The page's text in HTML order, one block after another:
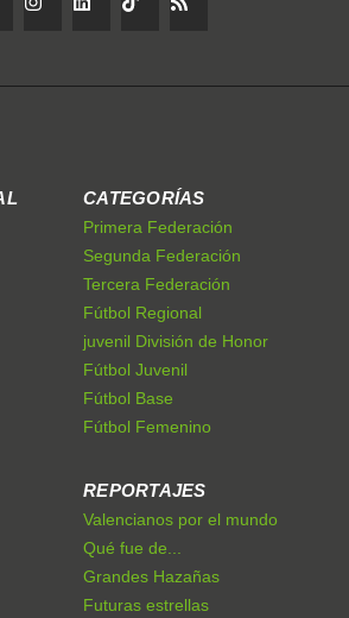
CATEGORÍAS
Primera Federación
Segunda Federación
Tercera Federación
Fútbol Regional
juvenil División de Honor
Fútbol Juvenil
Fútbol Base
Fútbol Femenino
REPORTAJES
Valencianos por el mundo
Qué fue de...
Grandes Hazañas
Futuras estrellas